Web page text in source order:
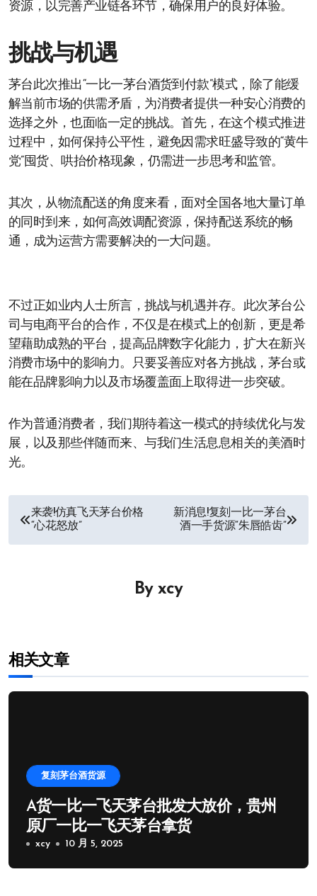
资源，以完善产业链各环节，确保用户的良好体验。
挑战与机遇
茅台此次推出“一比一茅台酒货到付款”模式，除了能缓
解当前市场的供需矛盾，为消费者提供一种安心消费的
选择之外，也面临一定的挑战。首先，在这个模式推进
过程中，如何保持公平性，避免因需求旺盛导致的“黄牛
党”囤货、哄抬价格现象，仍需进一步思考和监管。
其次，从物流配送的角度来看，面对全国各地大量订单
的同时到来，如何高效调配资源，保持配送系统的畅
通，成为运营方需要解决的一大问题。
不过正如业内人士所言，挑战与机遇并存。此次茅台公
司与电商平台的合作，不仅是在模式上的创新，更是希
望藉助成熟的平台，提高品牌数字化能力，扩大在新兴
消费市场中的影响力。只要妥善应对各方挑战，茅台或
能在品牌影响力以及市场覆盖面上取得进一步突破。
作为普通消费者，我们期待着这一模式的持续优化与发
展，以及那些伴随而来、与我们生活息息相关的美酒时
光。
文
章
来袭!仿真飞天茅台价格
“心花怒放”
新消息!复刻一比一茅台
酒一手货源“朱唇皓齿”
By xcy
相关文章
复刻茅台酒货源
A货一比一飞天茅台批发大放价，贵州
原厂一比一飞天茅台拿货
xcy 10 月 5, 2025